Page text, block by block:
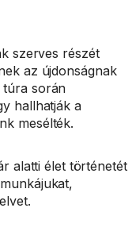
szerves részét
az újdonságnak
túra során
hallhatják a
mesélték.
alatti élet történetét